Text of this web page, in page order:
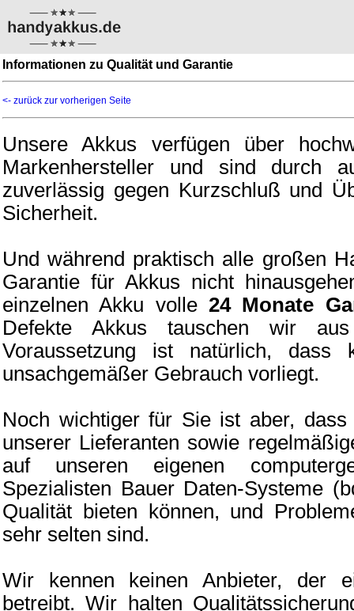
Informationen zu Qualität und Garantie
<- zurück zur vorherigen Seite
Unsere Akkus verfügen über
Markenhersteller und sind durch
zuverlässig gegen Kurzschluß und
Sicherheit.
Und während praktisch alle großen
Garantie für Akkus nicht
einzelnen Akku volle 24 Monate
Defekte Akkus tauschen wir
Voraussetzung ist natürlich, dass
unsachgemäßer Gebrauch vorliegt.
Noch wichtiger für Sie ist aber,
unserer Lieferanten sowie
auf unseren eigenen
Spezialisten Bauer Daten-Systeme
Qualität bieten können, und
sehr selten sind.
Wir kennen keinen Anbieter, der
betreibt. Wir halten